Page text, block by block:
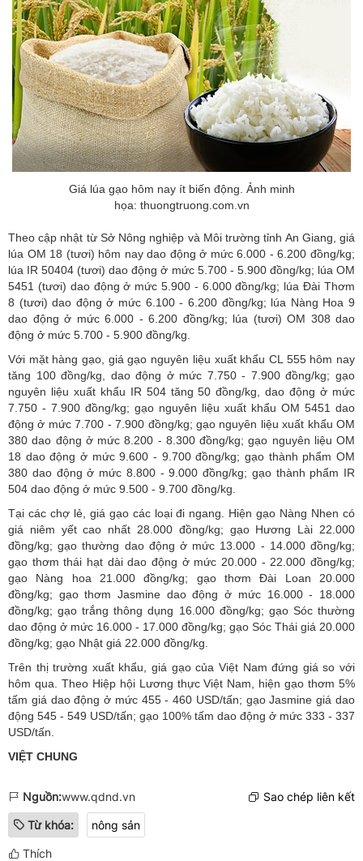
Giá lúa gạo hôm nay ít biến động. Ảnh minh
họa: thuongtruong.com.vn
Theo cập nhật từ Sở Nông nghiệp và Môi trường tỉnh An Giang, giá
lúa OM 18 (tươi) hôm nay dao động ở mức 6.000 - 6.200 đồng/kg;
lúa IR 50404 (tươi) dao động ở mức 5.700 - 5.900 đồng/kg; lúa OM
5451 (tươi) dao động ở mức 5.900 - 6.000 đồng/kg; lúa Đài Thơm
8 (tươi) dao động ở mức 6.100 - 6.200 đồng/kg; lúa Nàng Hoa 9
dao động ở mức 6.000 - 6.200 đồng/kg; lúa (tươi) OM 308 dao
động ở mức 5.700 - 5.900 đồng/kg.
Với mặt hàng gạo, giá gạo nguyên liệu xuất khẩu CL 555 hôm nay
tăng 100 đồng/kg, dao động ở mức 7.750 - 7.900 đồng/kg; gạo
nguyên liệu xuất khẩu IR 504 tăng 50 đồng/kg, dao động ở mức
7.750 - 7.900 đồng/kg; gạo nguyên liệu xuất khẩu OM 5451 dao
động ở mức 7.700 - 7.900 đồng/kg; gạo nguyên liệu xuất khẩu OM
380 dao động ở mức 8.200 - 8.300 đồng/kg; gạo nguyên liệu OM
18 dao động ở mức 9.600 - 9.700 đồng/kg; gạo thành phẩm OM
380 dao động ở mức 8.800 - 9.000 đồng/kg; gạo thành phẩm IR
504 dao động ở mức 9.500 - 9.700 đồng/kg.
Tại các chợ lẻ, giá gạo các loại đi ngang. Hiện gạo Nàng Nhen có
giá niêm yết cao nhất 28.000 đồng/kg; gạo Hương Lài 22.000
đồng/kg; gạo thường dao động ở mức 13.000 - 14.000 đồng/kg;
gạo thơm thái hạt dài dao động ở mức 20.000 - 22.000 đồng/kg;
gạo Nàng hoa 21.000 đồng/kg; gạo thơm Đài Loan 20.000
đồng/kg; gạo thơm Jasmine dao động ở mức 16.000 - 18.000
đồng/kg; gạo trắng thông dụng 16.000 đồng/kg; gạo Sóc thường
dao động ở mức 16.000 - 17.000 đồng/kg; gạo Sóc Thái giá 20.000
đồng/kg; gạo Nhật giá 22.000 đồng/kg.
Trên thị trường xuất khẩu, giá gạo của Việt Nam đứng giá so với
hôm qua. Theo Hiệp hội Lương thực Việt Nam, hiện gạo thơm 5%
tấm giá dao động ở mức 455 - 460 USD/tấn; gạo Jasmine giá dao
động 545 - 549 USD/tấn; gạo 100% tấm dao động ở mức 333 - 337
USD/tấn.
VIỆT CHUNG
Nguồn:www.qdnd.vn Sao chép liên kết
Từ khóa: nông sản
Thích